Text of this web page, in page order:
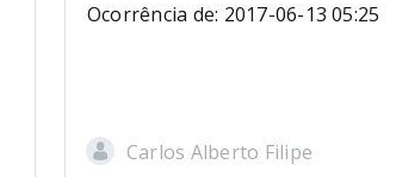
Ocorrência de: 2017-06-13 05:25
Carlos Alberto Filipe